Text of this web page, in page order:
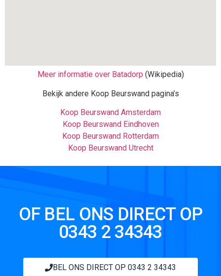
Meer informatie over Batadorp (Wikipedia)
Bekijk andere Koop Beurswand pagina’s
Koop Beurswand Amsterdam
Koop Beurswand Eindhoven
Koop Beurswand Rotterdam
Koop Beurswand Utrecht
OF BEL ONS DIRECT OP
0343 2 34343
BEL ONS DIRECT OP 0343 2 34343